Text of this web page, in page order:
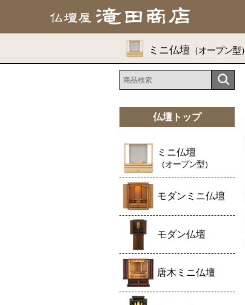
ミニ仏壇 （オープン型）
仏壇トップ
ミニ仏壇
（オープン型）
モダンミニ仏壇
モダン仏壇
唐木ミニ仏壇